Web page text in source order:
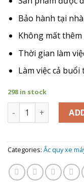
Bảo hành tại
Không mất
Thời gian làm
Làm việc cả
298 in stock
Giá Thay Ắc Quy xe
Categories: Ắc quy xe